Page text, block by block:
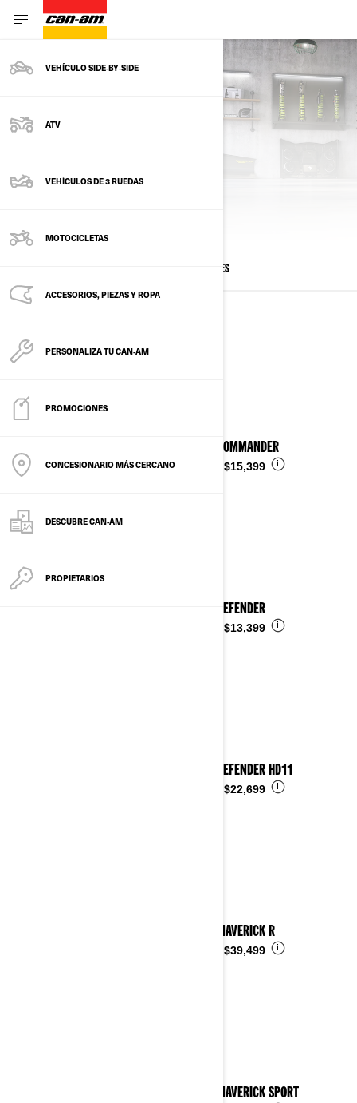
VEHÍCULO SIDE‑BY‑SIDE
ATV
VEHÍCULOS DE 3 RUEDAS
MOTOCICLETAS
ACCESORIOS, PIEZAS Y ROPA
PERSONALIZA TU CAN‑AM
PROMOCIONES
CONCESIONARIO MÁS CERCANO
DESCUBRE CAN‑AM
PROPIETARIOS
JOVENES
Ver detalles
2026 COMMANDER
$15,399 i
2026 DEFENDER
$13,399 i
2026 DEFENDER HD11
$22,699 i
2026 MAVERICK R
$39,499 i
2026 MAVERICK SPORT